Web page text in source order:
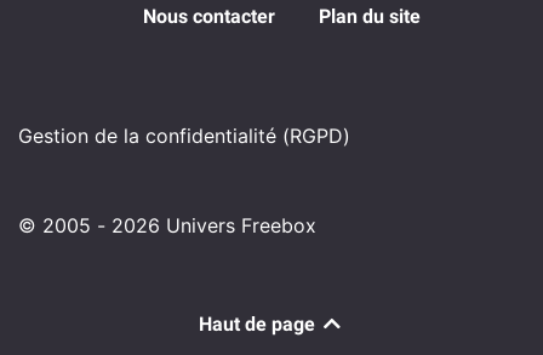
Nous contacter Plan du site
Gestion de la confidentialité (RGPD)
© 2005 - 2026 Univers Freebox
Haut de page